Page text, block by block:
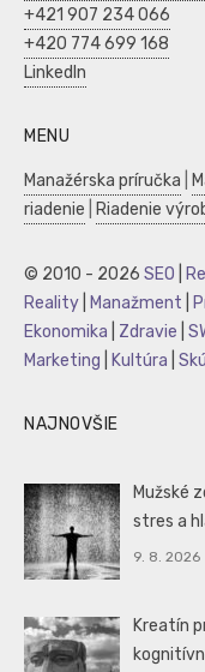
+421 907 234 066
+420 774 699 168
LinkedIn
MENU
Manažérska príručka
riadenie
Riadenie
© 2010 - 2026 SEO
Reality
Manažment
Ekonomika
Zdravie
Marketing
Kultúra
NAJNOVŠIE
Mužské
stres a
9. 8. 2026
Kreatín